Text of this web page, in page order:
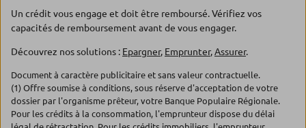
Un crédit vous engage et doit être remboursé. Vérifiez vos
capacités de remboursement avant de vous engager.
Découvrez nos solutions : Epargner, Emprunter,Assurer.
Document à caractère publicitaire et sans valeur contractuelle.
(1) Offre soumise à conditions, sous réserve d'acceptation de votre
dossier par l'organisme prêteur, votre Banque Populaire Régionale.
Pour les crédits à la consommation, l'emprunteur dispose du délai